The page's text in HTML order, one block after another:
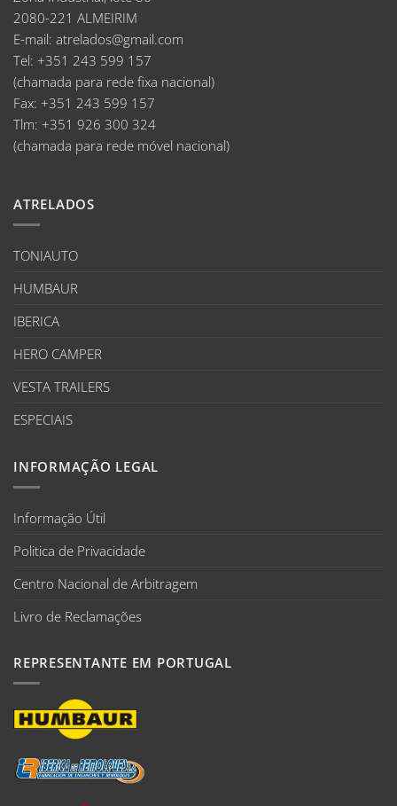
2080-221 ALMEIRIM
E-mail: atrelados@gmail.com
Tel: +351 243 599 157
(chamada para rede fixa nacional)
Fax: +351 243 599 157
Tlm: +351 926 300 324
(chamada para rede móvel nacional)
ATRELADOS
TONIAUTO
HUMBAUR
IBERICA
HERO CAMPER
VESTA TRAILERS
ESPECIAIS
INFORMAÇÃO LEGAL
Informação Útil
Politica de Privacidade
Centro Nacional de Arbitragem
Livro de Reclamações
REPRESENTANTE EM PORTUGAL